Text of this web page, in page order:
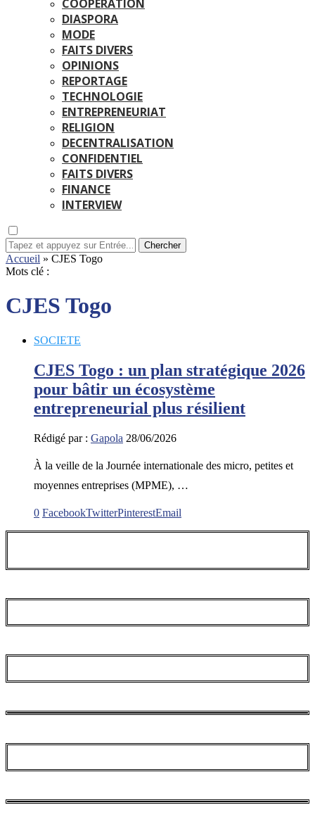
COOPERATION
DIASPORA
MODE
FAITS DIVERS
OPINIONS
REPORTAGE
TECHNOLOGIE
ENTREPRENEURIAT
RELIGION
DECENTRALISATION
CONFIDENTIEL
FAITS DIVERS
FINANCE
INTERVIEW
Chercher
Accueil » CJES Togo
Mots clé :
CJES Togo
SOCIETE
CJES Togo : un plan stratégique 2026
pour bâtir un écosystème
entrepreneurial plus résilient
Rédigé par : Gapola 28/06/2026
À la veille de la Journée internationale des micro, petites et
moyennes entreprises (MPME), …
0 FacebookTwitterPinterestEmail